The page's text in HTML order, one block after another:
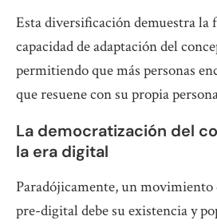
Esta diversificación demuestra la
capacidad de adaptación del
permitiendo que más personas
que resuene con su propia
La democratización del
la era digital
Paradójicamente, un movimiento
pre-digital debe su existencia y